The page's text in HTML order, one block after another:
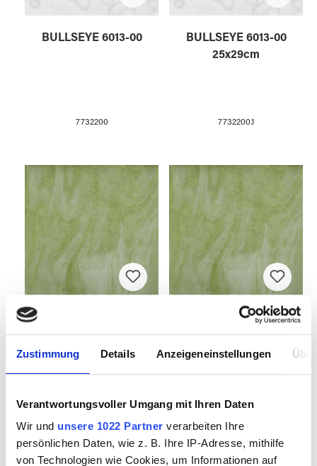
Zustimmung Details Anzeigeneinstellungen
Verantwortungsvoller Umgang mit Ihren Daten
Wir und unsere 1022 Partner verarbeiten Ihre
persönlichen Daten, wie z. B. Ihre IP-Adresse, mithilfe
von Technologien wie Cookies, um Informationen auf
BULLSEYE 6013-00
7732200
BULLSEYE 6013-00
25x29cm
7732200.1
7732300
BULLSEYE 6207-00
25x29cm
7732300.1